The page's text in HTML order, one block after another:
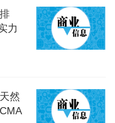
色诊疗项目。参保
用以上6项中医诊疗
用，在职职工报销
为80%，城乡居民
安全有效、使用方
力
然